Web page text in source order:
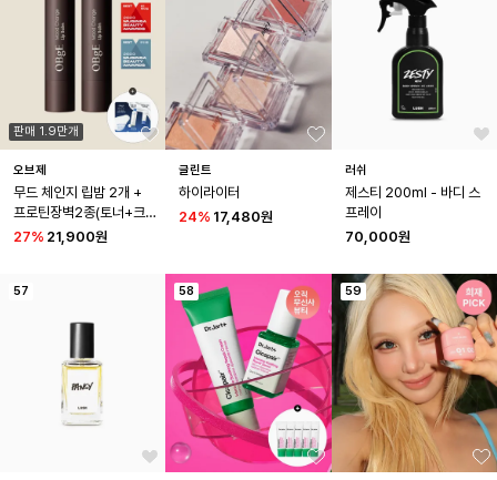
판매 1.9만개
오브제
무드 체인지 립밤 2개 +
프로틴장벽2종(토너+크
림) 샤쉐
27% 21,900원
글린트
하이라이터
24% 17,480원
러쉬
제스티 200ml - 바디 스
프레이
70,000원
57 58 59